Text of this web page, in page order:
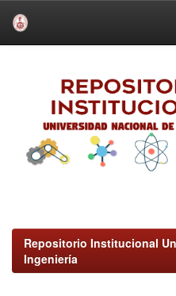
Repositorio Institucional
Ingeniería